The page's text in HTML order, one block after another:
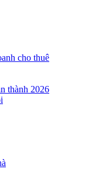
cho thuê
thành 2026